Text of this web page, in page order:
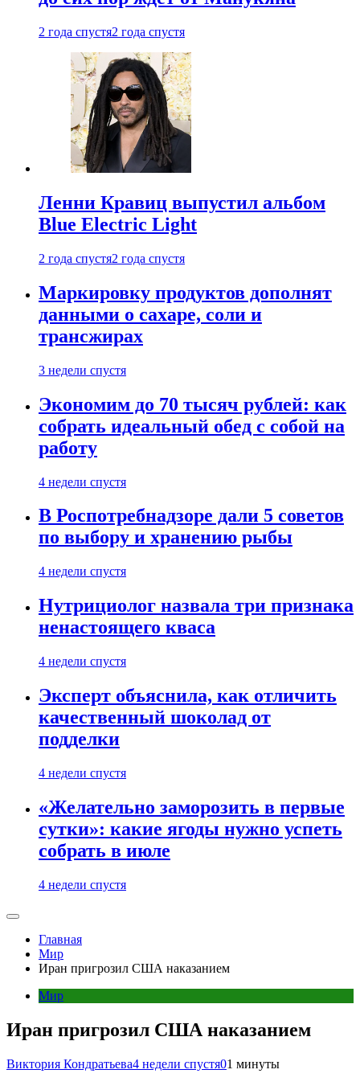
2 года спустя2 года спустя
Ленни Кравиц выпустил альбом
Blue Electric Light
2 года спустя2 года спустя
Маркировку продуктов дополнят
данными о сахаре, соли и
трансжирах
3 недели спустя
Экономим до 70 тысяч рублей: как
собрать идеальный обед с собой на
работу
4 недели спустя
В Роспотребнадзоре дали 5 советов
по выбору и хранению рыбы
4 недели спустя
Нутрициолог назвала три признака
ненастоящего кваса
4 недели спустя
Эксперт объяснила, как отличить
качественный шоколад от
подделки
4 недели спустя
«Желательно заморозить в первые
сутки»: какие ягоды нужно успеть
собрать в июле
4 недели спустя
Главная
Мир
Иран пригрозил США наказанием
Мир
Иран пригрозил США наказанием
Виктория Кондратьева4 недели спустя01 минуты